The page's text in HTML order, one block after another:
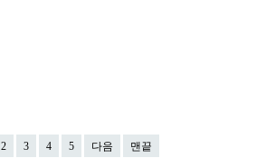
2 3 4 5 다음 맨끝